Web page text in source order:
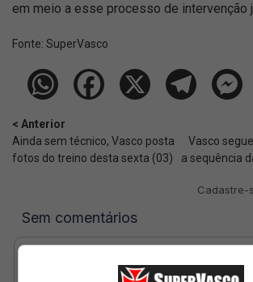
em meio a esse processo de intervenção
Fonte: SuperVasco‎‎‎‎‎‎
< Anterior
Ainda sem técnico, Vasco posta
fotos do treino desta sexta (03)
Vasco
a sequência